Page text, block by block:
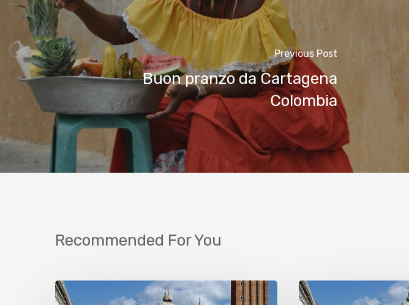
Previous Post
Buon pranzo da Cartagena
Colombia
Recommended For You